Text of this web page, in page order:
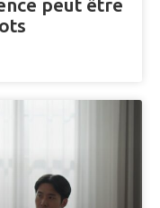
peut être